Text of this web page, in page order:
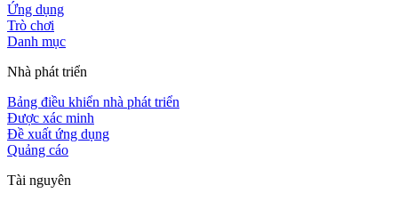
Ứng dụng
Trò chơi
Danh mục
Nhà phát triển
Bảng điều khiển nhà phát triển
Được xác minh
Đề xuất ứng dụng
Quảng cáo
Tài nguyên